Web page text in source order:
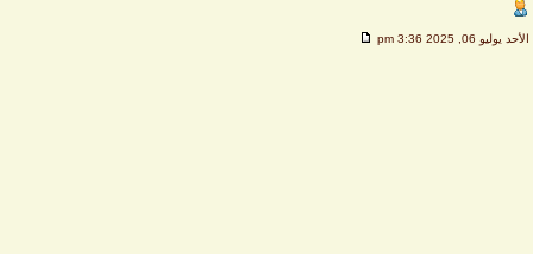
الأحد يوليو 06, 2025 3:36 pm